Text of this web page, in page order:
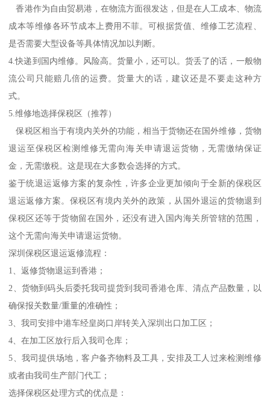
香港作为自由贸易港，在物流方面很发达，但是在人工成本、物流
成本等维修各环节成本上费用不菲。可根据货值、维修工艺流程、
是否需要大型设备等具体情况加以判断。
4.快递到国内维修。风险高。货量小，还可以。货丢了的话，一般物
流公司只能赔几倍的运费。货量大的话，建议还是不要走这种方
式。
5.维修地选择保税区（推荐）
保税区相当于有境内关外的功能，相当于货物还在国外维修，货物
退运至保税区检测维修无需向海关申请退运货物，无需缴纳保证
金，无需缴税。这是现在大多数会选择的方式。
鉴于统退运返修方案的复杂性，许多企业更加倾向于全新的保税区
退运返修方案。保税区有境内关外的政策，从国外退运的货物退到
保税区还等于货物留在国外，还没有进入国内海关所管辖的范围，
这个无需向海关申请退运货物。
深圳保税区退运返修流程：
1、返修货物退运到香港；
2、货物到码头后委托我司提货到我司香港仓库、清点产品数量，以
确保报关数量/重量的准确性；
3、我司安排中港车经皇岗口岸转关入深圳出口加工区；
4、在加工区放行后入我司仓库；
5、我司提供场地，客户备齐物料及工具，安排及工人过来检测维修
或者由我司生产部门代工；
选择保税区处理方式的优点是：